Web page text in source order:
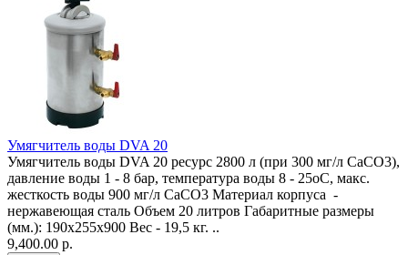
Умягчитель воды DVA 20
Умягчитель воды DVA 20 ресурс 2800 л (при 300 мг/л CaCO3),
давление воды 1 - 8 бар, температура воды 8 - 25оС, макс.
жесткость воды 900 мг/л CaCO3 Материал корпуса -
нержавеющая сталь Объем 20 литров Габаритные размеры
(мм.): 190x255x900 Вес - 19,5 кг. ..
9,400.00 р.